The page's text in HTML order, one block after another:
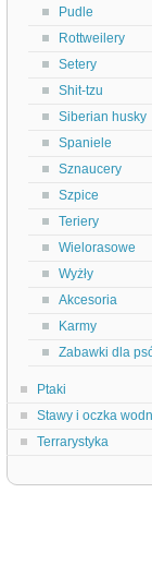
Pudle
Rottweilery
Setery
Shit-tzu
Siberian husky
Spaniele
Sznaucery
Szpice
Teriery
Wielorasowe
Wyżły
Akcesoria
Karmy
Zabawki dla
Ptaki
Stawy i oczka
Terrarystyka